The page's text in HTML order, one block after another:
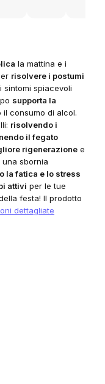
la mattina e i
risolvere i postumi
spiacevoli
supporta la
consumo di alcol.
risolvendo i
il fegato
rigenerazione e
sbornia
la fatica e lo stress
attivi per le tue
festa! Il prodotto
dettagliate